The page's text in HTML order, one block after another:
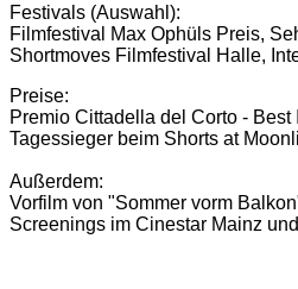
Festivals (Auswahl):
Filmfestival Max Ophüls Preis,
Shortmoves Filmfestival Halle,
Preise:
Premio Cittadella del Corto -
Tagessieger beim Shorts at
Außerdem:
Vorfilm von "Sommer vorm
Screenings im Cinestar Mainz